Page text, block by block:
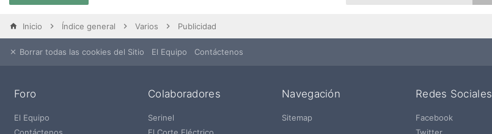
Inicio Índice general Varios Publicidad
Borrar todas las cookies del Sitio El Equipo Contáctenos
Foro
El Equipo
Colaboradores
Serinel
Navegación
Sitemap
Redes Sociales
Facebook